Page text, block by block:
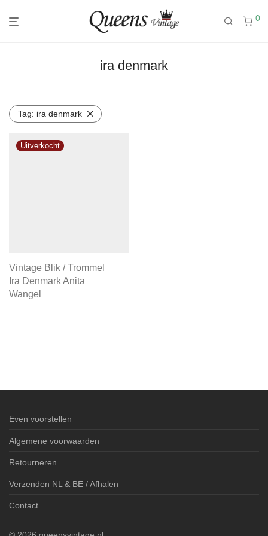
0
ira denmark
Tag: ira denmark
Vintage Blik / Trommel
Ira Denmark Anita
Wangel
Even voorstellen
Algemene voorwaarden
Retourneren
Verzenden NL & BE / Afhalen
Contact